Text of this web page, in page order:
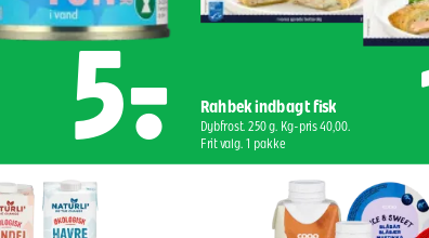
5,- Rahbek indbagt fisk
Dybfrost. 250 g. Kg-pris 40,00.
Frit valg. 1 pakke